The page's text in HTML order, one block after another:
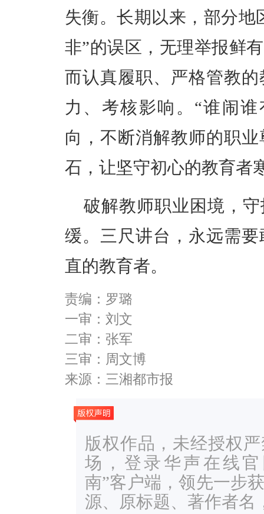
失衡。长期以来，部分地
非”的误区，无理举报鲜
而认真履职、严格管教
力、考核影响。“谁闹
向，不断消解教师的职
石，让坚守初心的教育者
破解教师职业困境，
缓。三尺讲台，永远需
直的教育者。
责编：罗璐
一审：刘文
二审：张军
三审：周文博
来源：三湘都市报
版权作品，未经授权
场，登录华声在线官
南”客户端，领先一步
源、原标题、著作者名